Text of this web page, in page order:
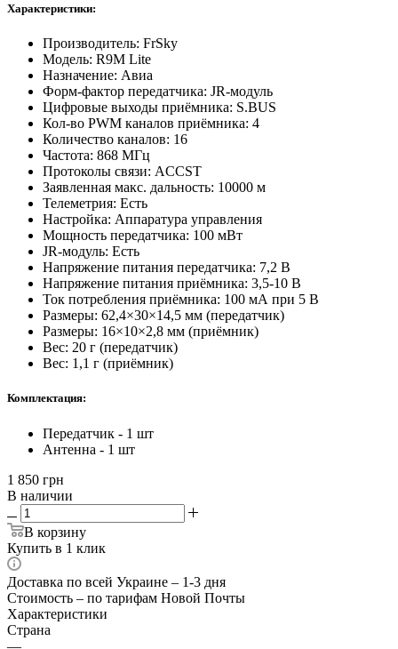
Характеристики:
Производитель: FrSky
Модель: R9M Lite
Назначение: Авиа
Форм-фактор передатчика: JR-модуль
Цифровые выходы приёмника: S.BUS
Кол-во PWM каналов приёмника: 4
Количество каналов: 16
Частота: 868 МГц
Протоколы связи: ACCST
Заявленная макс. дальность: 10000 м
Телеметрия: Есть
Настройка: Аппаратура управления
Мощность передатчика: 100 мВт
JR-модуль: Есть
Напряжение питания передатчика: 7,2 В
Напряжение питания приёмника: 3,5-10 В
Ток потребления приёмника: 100 мА при 5 В
Размеры: 62,4×30×14,5 мм (передатчик)
Размеры: 16×10×2,8 мм (приёмник)
Вес: 20 г (передатчик)
Вес: 1,1 г (приёмник)
Комплектация:
Передатчик - 1 шт
Антенна - 1 шт
1 850 грн
В наличии
В корзину
Купить в 1 клик
Доставка по всей Украине – 1-3 дня
Стоимость – по тарифам Новой Почты
Характеристики
Страна
—